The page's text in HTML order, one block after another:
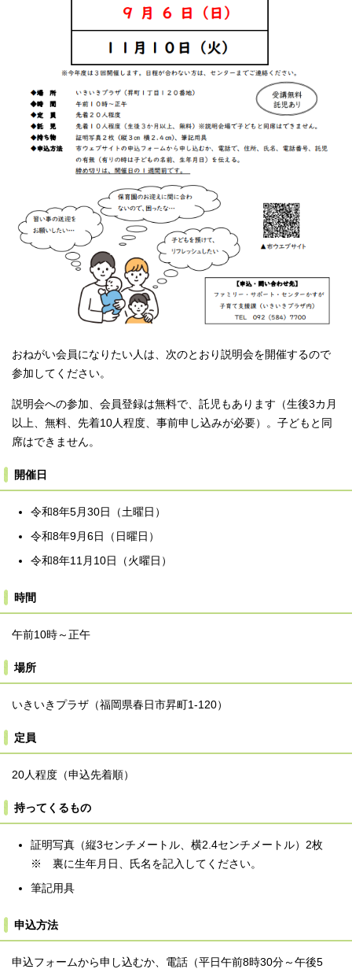
おねがい会員になりたい人は、次のとおり説明会を開催するので
参加してください。
説明会への参加、会員登録は無料で、託児もあります（生後3カ月
以上、無料、先着10人程度、事前申し込みが必要）。子どもと同
席はできません。
開催日
令和8年5月30日（土曜日）
令和8年9月6日（日曜日）
令和8年11月10日（火曜日）
時間
午前10時～正午
場所
いきいきプラザ（福岡県春日市昇町1-120）
定員
20人程度（申込先着順）
持ってくるもの
証明写真（縦3センチメートル、横2.4センチメートル）2枚
※ 裏に生年月日、氏名を記入してください。
筆記用具
申込方法
申込フォームから申し込むか、電話（平日午前8時30分～午後5